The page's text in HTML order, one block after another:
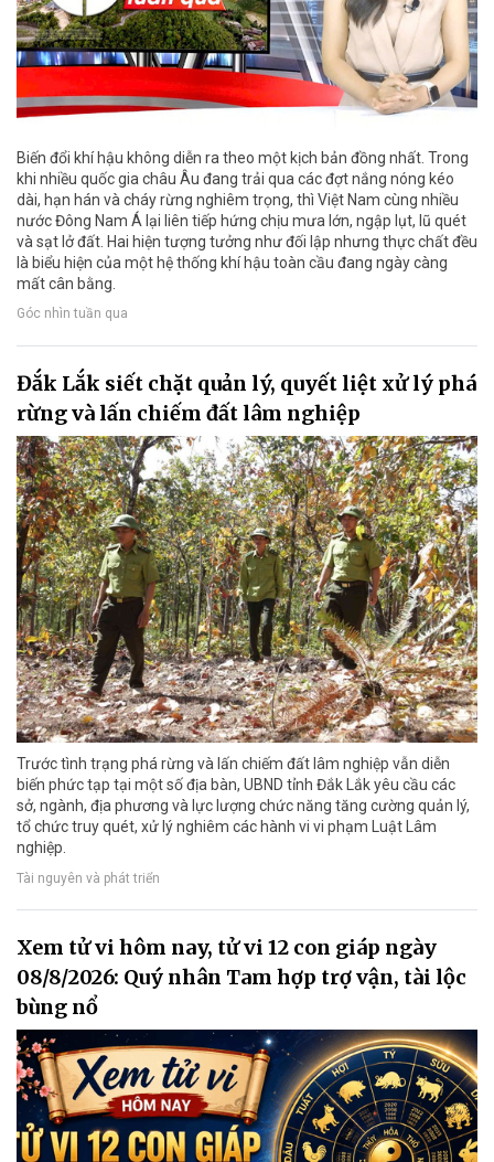
Biến đổi khí hậu không diễn ra theo một kịch bản đồng nhất. Trong
khi nhiều quốc gia châu Âu đang trải qua các đợt nắng nóng kéo
dài, hạn hán và cháy rừng nghiêm trọng, thì Việt Nam cùng nhiều
nước Đông Nam Á lại liên tiếp hứng chịu mưa lớn, ngập lụt, lũ quét
và sạt lở đất. Hai hiện tượng tưởng như đối lập nhưng thực chất đều
là biểu hiện của một hệ thống khí hậu toàn cầu đang ngày càng
mất cân bằng.
Góc nhìn tuần qua
Đắk Lắk siết chặt quản lý, quyết liệt xử lý phá
rừng và lấn chiếm đất lâm nghiệp
Trước tình trạng phá rừng và lấn chiếm đất lâm nghiệp vẫn diễn
biến phức tạp tại một số địa bàn, UBND tỉnh Đắk Lắk yêu cầu các
sở, ngành, địa phương và lực lượng chức năng tăng cường quản lý,
tổ chức truy quét, xử lý nghiêm các hành vi vi phạm Luật Lâm
nghiệp.
Tài nguyên và phát triển
Xem tử vi hôm nay, tử vi 12 con giáp ngày
08/8/2026: Quý nhân Tam hợp trợ vận, tài lộc
bùng nổ